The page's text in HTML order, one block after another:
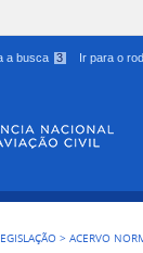
a busca 3 Ir para o
>ACERVO